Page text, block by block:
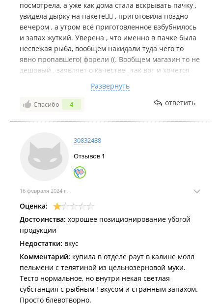
посмотрела, а уже как дома стала вскрывать пачку ,
увидела дырку на пакете🤷‍♀️ , приготовила поздно
вечером , а утром всё приготовленное взбубнилось
и запах жуткий. Уверена , что именно в пачке была
несвежая рыба, вообщем накидали туда чего то
явно пропавшего( форели ((. Вообщем магазин то не
дешовый , заявляет о качестве , так вот и хочется
, хранения. Конечно фото не приложила , суп
вынесла на мусорку . Очень жаль и осадочек прям
Развернуть
Спасибо 4 ответить
30832438
Отзывов 1
16 февраля 2024 г.
Оценка:
Достоинства: хорошее позиционирование убогой
продукции
Недостатки: вкус
Комментарий: купила в отделе раут в калине молл
пельмени с телятиной из цельнозерновой муки.
Тесто нормальное, но внутри некая светлая
субстанция с рыбным ! вкусом и странным запахом.
Просто блевотворно.